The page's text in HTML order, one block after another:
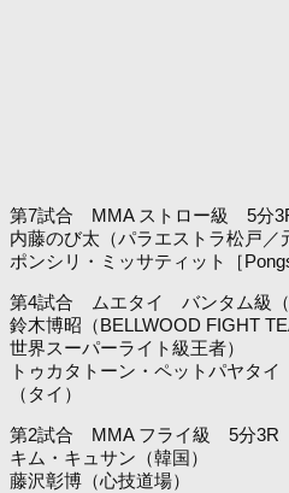
第7試合 MMA ストロー級 5分
内藤のび太（パラエストラ松戸／
ポンシリ・ミッサティット［
第4試合 ムエタイ バンタム級
鈴木博昭（BELLWOOD FIGHT
世界スーパーライト級王者）
トゥカタトーン・ペットパヤタイ
（タイ）
第2試合 MMA フライ級 5分3R
キム・キュサン（韓国）
藤沢彰博（心技道場）